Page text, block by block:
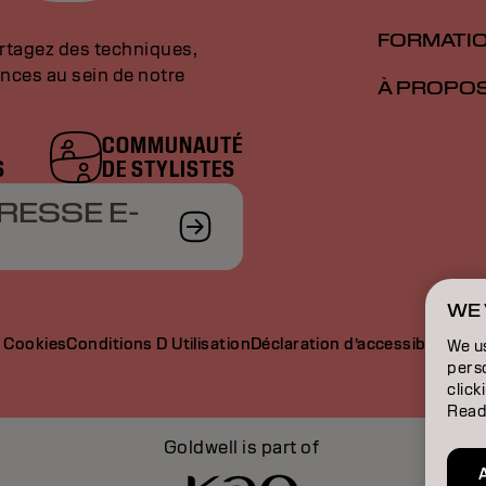
des techniques,
au sein de notre
COMMUNAUTÉ
DE STYLISTES
E-
À
CookiesConditions D UtilisationDéclaration d’accessibilité
Goldwell is part of
WE
We